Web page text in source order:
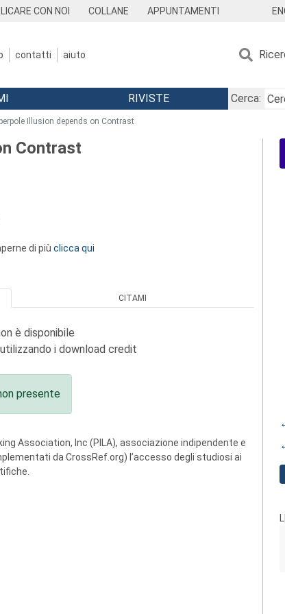
CON NOI COLLANE APPUNTAMENTI
contatti aiuto
RIVISTE
Cerca:
Illusion depends on Contrast
Contrast
di più clicca qui
CITAMI
è disponibile
i download credit
presente
Association, Inc (PILA), associazione indipendente e
da CrossRef.org) l’accesso degli studiosi ai